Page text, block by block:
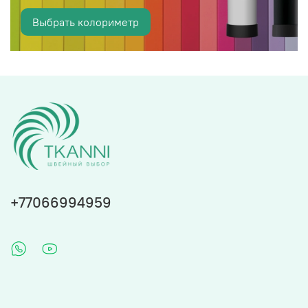
Выбрать колориметр
+77066994959